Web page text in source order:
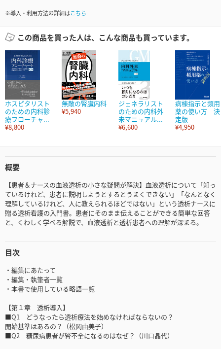
※導入・利用方法の詳細はこちら
この商品を買った人は、こんな商品も買っています。
ホスピタリスト
のための内科診
療フローチャ...
¥8,800
無敵の腎臓内科
¥5,940
ジェネラリスト
のための内科外
来マニュアル...
¥6,600
病棟指示と頻用
薬の使い方 決
定版
¥4,950
概要
【患者＆ナースの血液透析の小さな疑問が解決】血液透析について「知っ
ているけれど、患者に説明しようとするとうまくできない」「なんとなく
理解しているけれど、人に教えられるほどではない」という透析ナースに
贈る透析看護の入門書。患者にそのまま伝えることができる簡単な回答
と、くわしく学べる解説で、血液透析と透析患者への理解が深まる。
目次
・編集にあたって
・編集・執筆者一覧
・本書で使用している略語一覧
【第１章 透析導入】
■Q1 どうなったら透析療法を始めなければならないの？
開始基準はあるの？（松岡由美子）
■Q2 糖尿病患者が腎不全になるのはなぜ？（川口晶代）